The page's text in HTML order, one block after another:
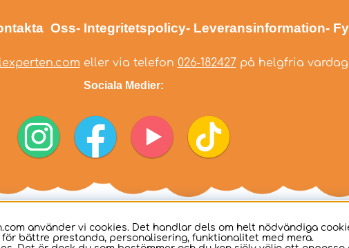
Oss- Integritetspolicy- Leveransinformation-
eller via telefon 026-182427på helgfria
Sociala Medier:
använder vi cookies. Det handlar dels om helt nödvändiga
för bättre prestanda, personalisering, funktionalitet med mera.